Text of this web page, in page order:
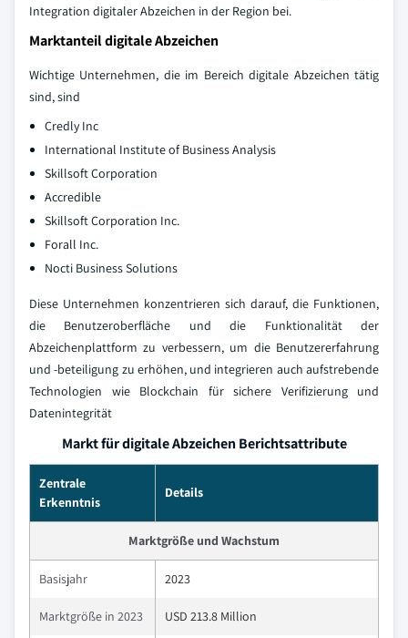
Integration digitaler Abzeichen in der Region bei.
Marktanteil digitale Abzeichen
Wichtige Unternehmen, die im Bereich digitale Abzeichen tätig
sind, sind
Credly Inc
International Institute of Business Analysis
Skillsoft Corporation
Accredible
Skillsoft Corporation Inc.
Forall Inc.
Nocti Business Solutions
Diese Unternehmen konzentrieren sich darauf, die Funktionen,
die Benutzeroberfläche und die Funktionalität der
Abzeichenplattform zu verbessern, um die Benutzererfahrung
und -beteiligung zu erhöhen, und integrieren auch aufstrebende
Technologien wie Blockchain für sichere Verifizierung und
Datenintegrität
Markt für digitale Abzeichen Berichtsattribute
Zentrale
Erkenntnis
Details
Marktgröße und Wachstum
Basisjahr 2023
Marktgröße in 2023 USD 213.8 Million